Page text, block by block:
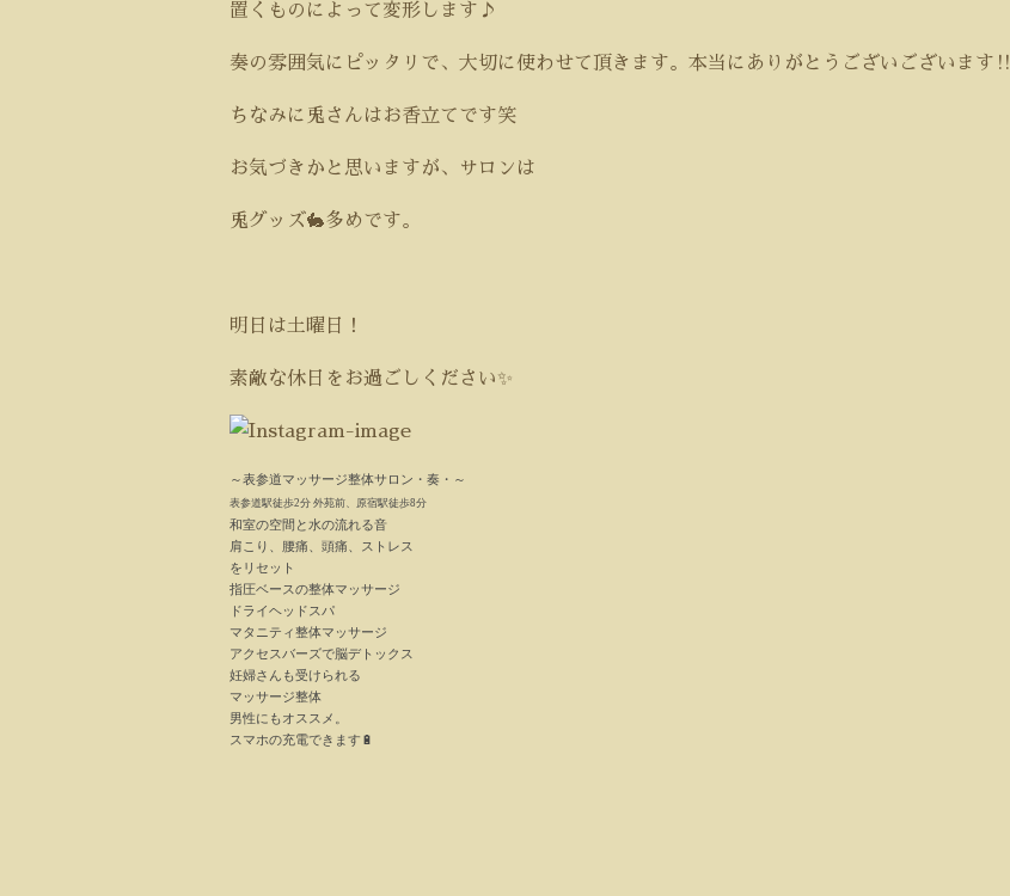
置くものによって変形します♪
奏の雰囲気にピッタリで、大切に使わせて頂きます。本当にありがとうございございます‼️
ちなみに兎さんはお香立てです笑
お気づきかと思いますが、サロンは
兎グッズ🐇多めです。
明日は土曜日！
素敵な休日をお過ごしください✨
～表参道マッサージ整体サロン ・奏・～
表参道駅徒歩2分 外苑前、原宿駅徒歩8分
和室の空間と水の流れる音
肩こり、腰痛、頭痛、ストレス
をリセット
指圧ベースの整体マッサージ
ドライヘッドスパ
マタニティ整体マッサージ
アクセスバーズで脳デトックス
妊婦さんも受けられる
マッサージ整体
男性にもオススメ。
スマホの充電できます🔋